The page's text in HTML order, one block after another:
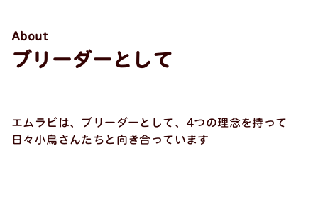
About
ブリーダーとして
エムラビは、ブリーダーとして、 4つの理念を持って
日々小鳥さんたちと向き合っています